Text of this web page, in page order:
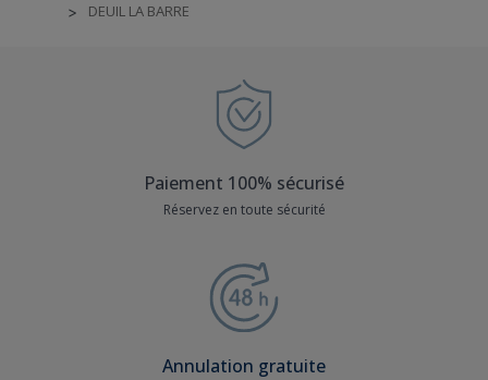
> DEUIL LA BARRE
Paiement 100% sécurisé
Réservez en toute sécurité
Annulation gratuite